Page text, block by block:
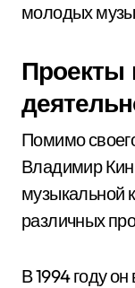
молодых
Проекты
Помимо
Владимир
музыкальной
различных
В 1994 году